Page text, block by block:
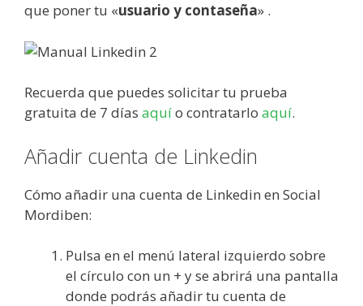
que poner tu «usuario y contaseña» .
Recuerda que puedes solicitar tu prueba
gratuita de 7 días aquío contratarlo aquí.
Añadir cuenta de Linkedin
Cómo añadir una cuenta de Linkedin en Social
Mordiben:
Pulsa en el menú lateral izquierdo sobre
el círculo con un + y se abrirá una pantalla
donde podrás añadir tu cuenta de